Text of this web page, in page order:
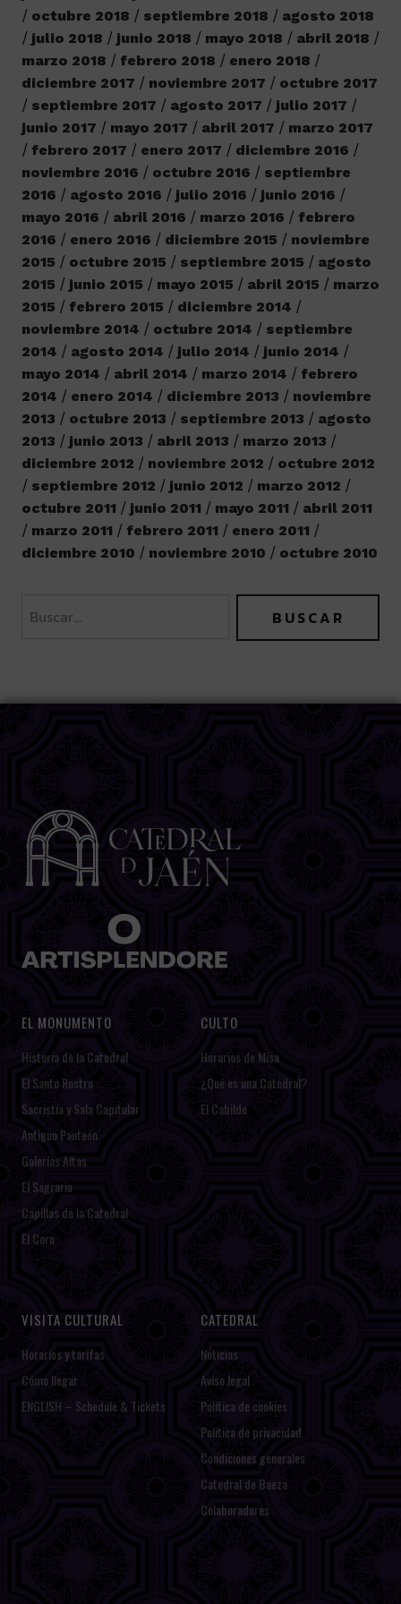
octubre 2018
septiembre 2018
agosto 2018
julio 2018
junio 2018 mayo 2018
abril 2018
marzo 2018
febrero 2018
enero 2018
diciembre 2017
noviembre 2017
octubre 2017
septiembre 2017
agosto 2017
julio 2017
junio 2017
mayo 2017 abril 2017
marzo 2017
febrero 2017
enero 2017
diciembre 2016
noviembre 2016
octubre 2016
septiembre
2016
agosto 2016 julio 2016
junio 2016
mayo 2016
abril 2016 marzo 2016
febrero
2016
enero 2016 diciembre 2015
noviembre
2015
octubre 2015 septiembre 2015
agosto
2015
junio 2015 mayo 2015 abril 2015
marzo
2015
febrero 2015
diciembre 2014
noviembre 2014
octubre 2014
septiembre
2014
agosto 2014 julio 2014
junio 2014
mayo 2014
abril 2014 marzo 2014
febrero
2014
enero 2014 diciembre 2013
noviembre
2013
octubre 2013 septiembre 2013
agosto
2013
junio 2013 abril 2013
marzo 2013
diciembre 2012
noviembre 2012
octubre 2012
septiembre 2012
junio 2012
marzo 2012
octubre 2011
junio 2011 mayo 2011
abril 2011
marzo 2011
febrero 2011
enero 2011
diciembre 2010
noviembre 2010 octubre 2010
EL MONUMENTO
Historia de la Catedral
El Santo Rostro
Sacristía y Sala Capitular
Antiguo Panteón
Galerías Altas
El Sagrario
Capillas de la Catedral
El Coro
CULTO
Horarios de Misa
¿Qué es una Catedral?
El Cabildo
VISITA CULTURAL
Horarios y tarifas
Cómo llegar
ENGLISH – Schedule & Tickets
CATEDRAL
Noticias
Aviso legal
Política de cookies
Política de privacidad
Condiciones generales
Catedral de Baeza
Colaboradores